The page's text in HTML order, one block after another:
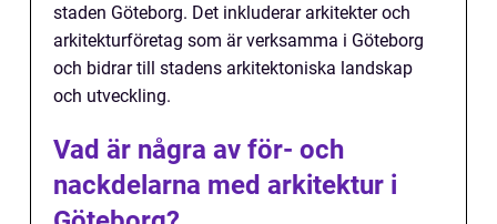
staden Göteborg. Det inkluderar arkitekter och
arkitekturföretag som är verksamma i Göteborg
och bidrar till stadens arkitektoniska landskap
och utveckling.
Vad är några av för- och
nackdelarna med arkitektur i